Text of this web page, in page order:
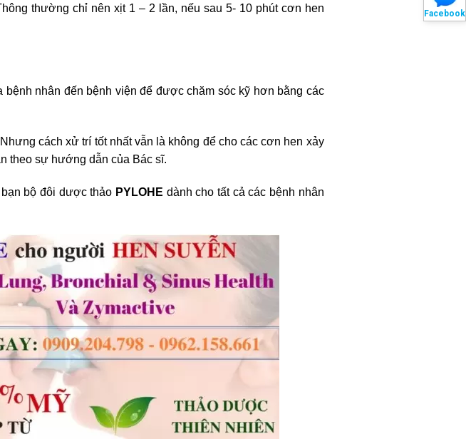
Facebook
thường chỉ nên xịt 1 – 2 lần, nếu sau 5- 10 phút cơn hen
nhân đến bệnh viện để được chăm sóc kỹ hơn bằng các
cách xử trí tốt nhất vẫn là không để cho các cơn hen xảy
theo sự hướng dẫn của Bác sĩ.
bộ đôi dược thảo PYLOHE dành cho tất cả các bệnh nhân